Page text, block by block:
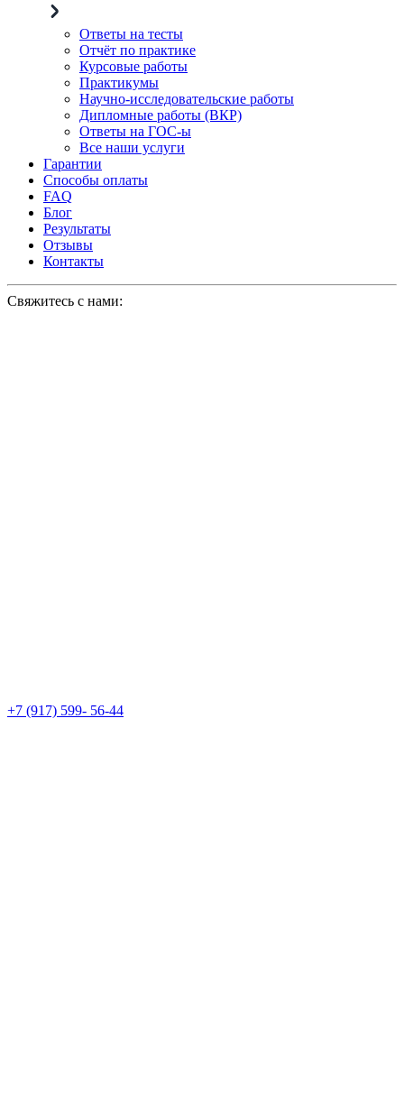
Ответы на тесты
Отчёт по практике
Курсовые работы
Практикумы
Научно-исследовательские работы
Дипломные работы (ВКР)
Ответы на ГОС-ы
Все наши услуги
Гарантии
Способы оплаты
FAQ
Блог
Результаты
Отзывы
Контакты
Свяжитесь с нами:
+7 (917) 599- 56-44